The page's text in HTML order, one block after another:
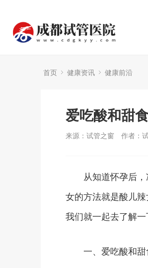
首页 健康资讯 健康前沿
爱吃酸和甜
来源：试管之窗 作者：
从知道怀孕后，
女的方法就是酸儿
我们就一起去了解一
一、爱吃酸和甜